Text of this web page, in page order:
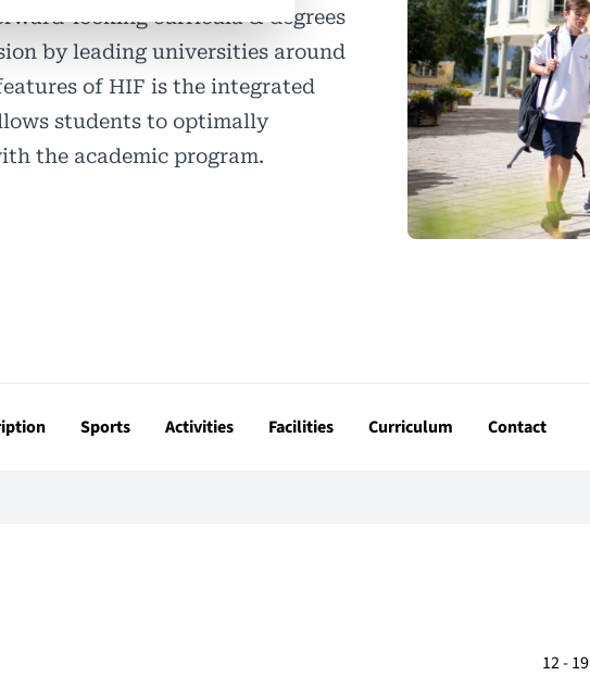
looking curricula & degrees
by leading universities around
of HIF is the integrated
students to optimally
the academic program.
Sports Activities Facilities Curriculum Contact
12 - 19